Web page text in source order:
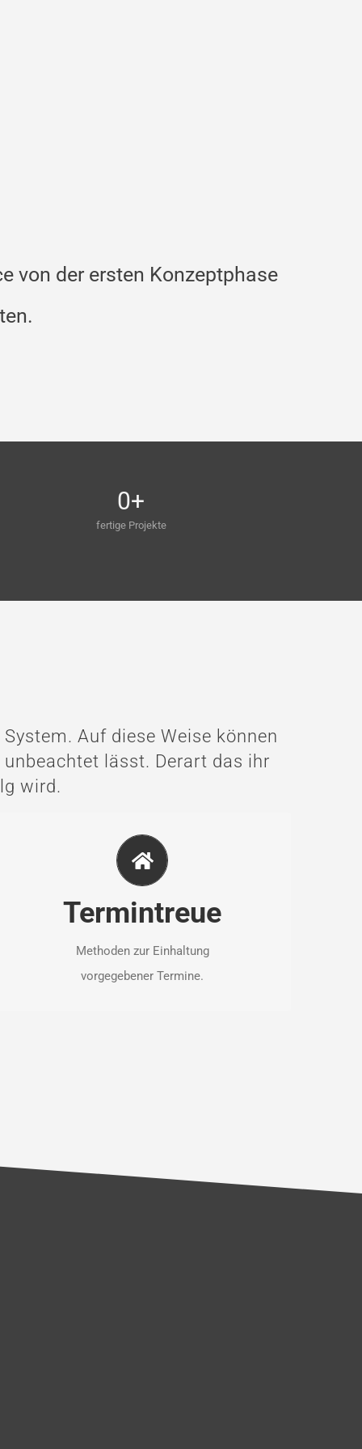
von der ersten Konzeptphase
0+
fertige Projekte
Auf diese Weise können
lässt. Derart das ihr
wird.
Termintreue
Methoden zur Einhaltung
vorgegebener Termine.
TERMINTREUE
Unser Büro arbeitet mit einem leistungsfähigem,
EDV-gestützten Termin-Plansystem. So haben
wir die präzise Terminplanung ständig im Blick.